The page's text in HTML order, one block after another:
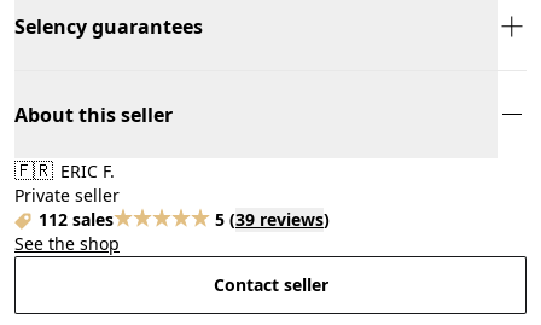
Selency guarantees
About this seller
🇫🇷 ERIC F.
Private seller
112 sales
5 (39 reviews)
See the shop
Contact seller